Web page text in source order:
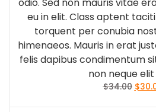
odio. Sed non mauris vitae
eu in elit. Class aptent
torquent per conubia
himenaeos. Mauris in erat
felis dapibus condimentum
non neque elit
$34.00 Le
$